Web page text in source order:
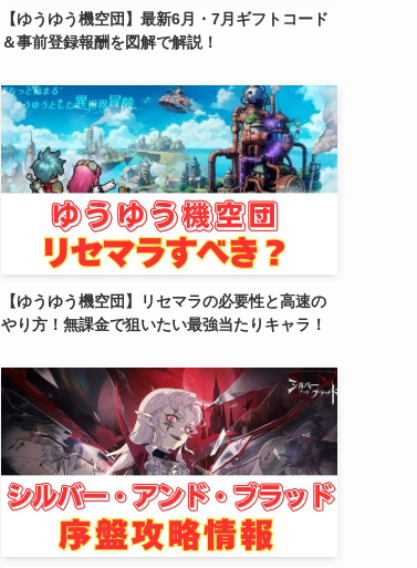
(5)
(4)
(6)
(5)
(4)
(4)
(2)
(6)
(3)
(2)
(10)
(5)
【ゆうゆう機空団】最新6月・7月ギフトコード
＆事前登録報酬を図解で解説！
【ゆうゆう機空団】リセマラの必要性と高速の
やり方！無課金で狙いたい最強当たりキャラ！